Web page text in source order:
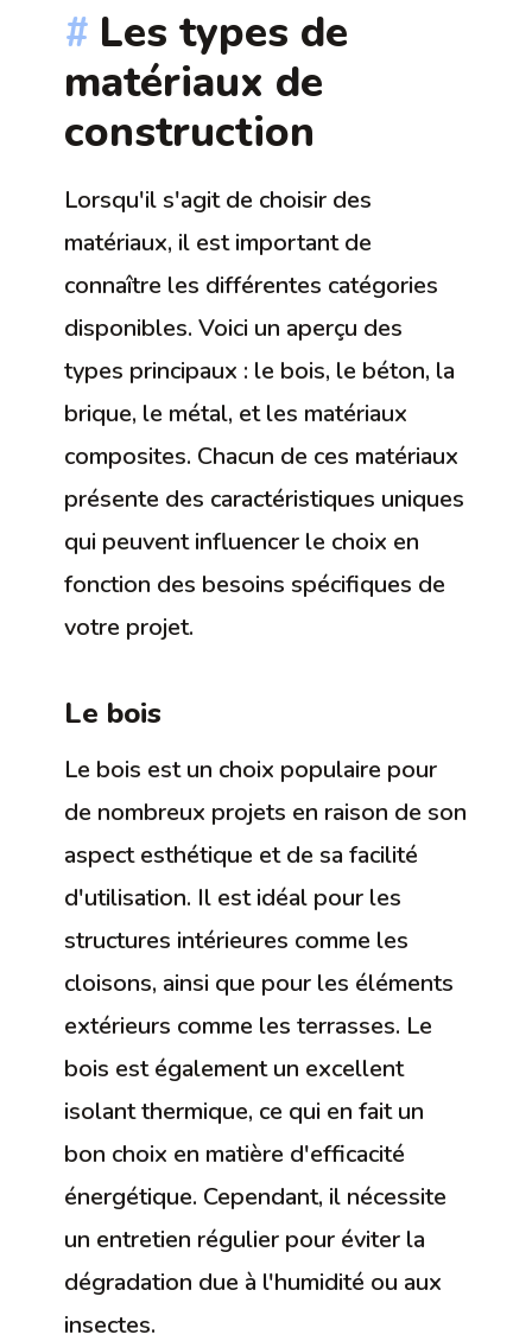
Les types de
matériaux de
construction
Lorsqu'il s'agit de choisir des
matériaux, il est important de
connaître les différentes catégories
disponibles. Voici un aperçu des
types principaux : le bois, le béton, la
brique, le métal, et les matériaux
composites. Chacun de ces matériaux
présente des caractéristiques uniques
qui peuvent influencer le choix en
fonction des besoins spécifiques de
votre projet.
Le bois
Le bois est un choix populaire pour
de nombreux projets en raison de son
aspect esthétique et de sa facilité
d'utilisation. Il est idéal pour les
structures intérieures comme les
cloisons, ainsi que pour les éléments
extérieurs comme les terrasses. Le
bois est également un excellent
isolant thermique, ce qui en fait un
bon choix en matière d'efficacité
énergétique. Cependant, il nécessite
un entretien régulier pour éviter la
dégradation due à l'humidité ou aux
insectes.